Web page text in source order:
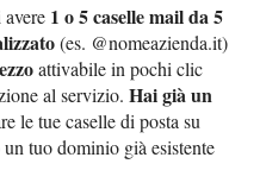
1 o 5 caselle mail da 5
(es. @nomeazienda.it)
attivabile in pochi clic
al servizio.Hai già un
le tue caselle di posta su
tuo dominio già esistente